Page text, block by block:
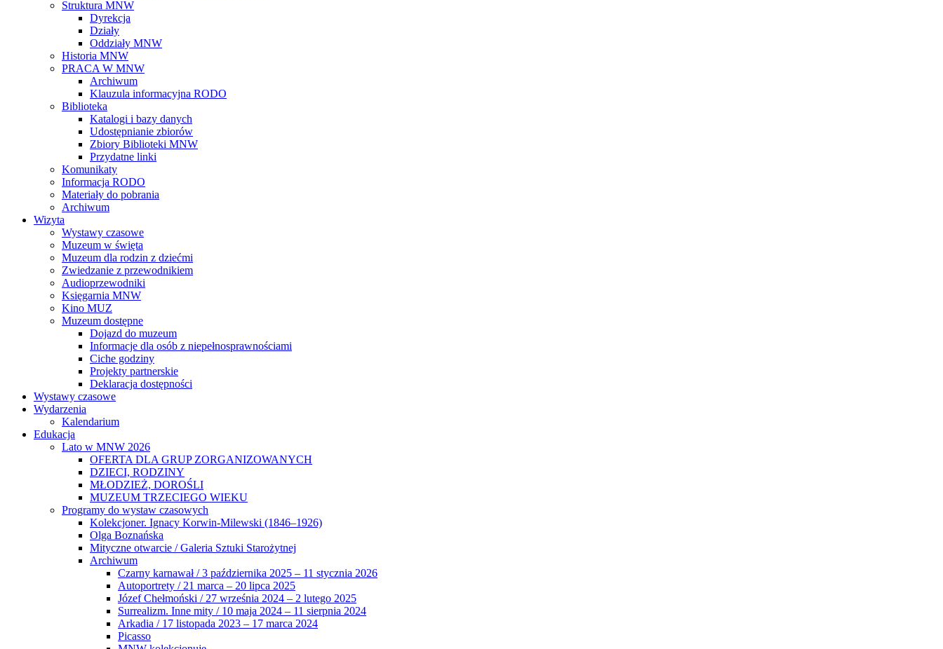
Struktura MNW
Dyrekcja
Działy
Oddziały MNW
Historia MNW
PRACA W MNW
Archiwum
Klauzula informacyjna RODO
Biblioteka
Katalogi i bazy danych
Udostępnianie zbiorów
Zbiory Biblioteki MNW
Przydatne linki
Komunikaty
Informacja RODO
Materiały do pobrania
Archiwum
Wizyta
Wystawy czasowe
Muzeum w święta
Muzeum dla rodzin z dziećmi
Zwiedzanie z przewodnikiem
Audioprzewodniki
Księgarnia MNW
Kino MUZ
Muzeum dostępne
Dojazd do muzeum
Informacje dla osób z niepełnosprawnościami
Ciche godziny
Projekty partnerskie
Deklaracja dostępności
Wystawy czasowe
Wydarzenia
Kalendarium
Edukacja
Lato w MNW 2026
OFERTA DLA GRUP ZORGANIZOWANYCH
DZIECI, RODZINY
MŁODZIEŻ, DOROŚLI
MUZEUM TRZECIEGO WIEKU
Programy do wystaw czasowych
Kolekcjoner. Ignacy Korwin-Milewski (1846–1926)
Olga Boznańska
Mityczne otwarcie / Galeria Sztuki Starożytnej
Archiwum
Czarny karnawał / 3 października 2025 – 11 stycznia 2026
Autoportrety / 21 marca – 20 lipca 2025
Józef Chełmoński / 27 września 2024 – 2 lutego 2025
Surrealizm. Inne mity / 10 maja 2024 – 11 sierpnia 2024
Arkadia / 17 listopada 2023 – 17 marca 2024
Picasso